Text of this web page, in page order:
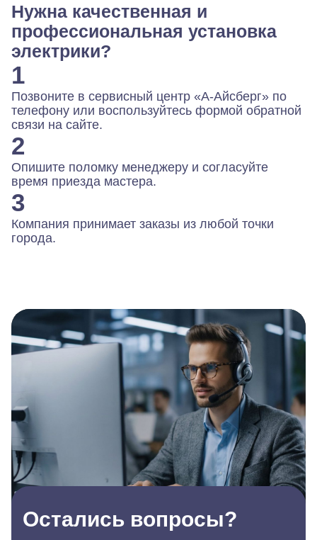
Нужна качественная и
профессиональная установка
электрики?
1
Позвоните в сервисный центр «А-Айсберг» по
телефону или воспользуйтесь формой обратной
связи на сайте.
2
Опишите поломку менеджеру и согласуйте
время приезда мастера.
3
Компания принимает заказы из любой точки
города.
Остались вопросы?